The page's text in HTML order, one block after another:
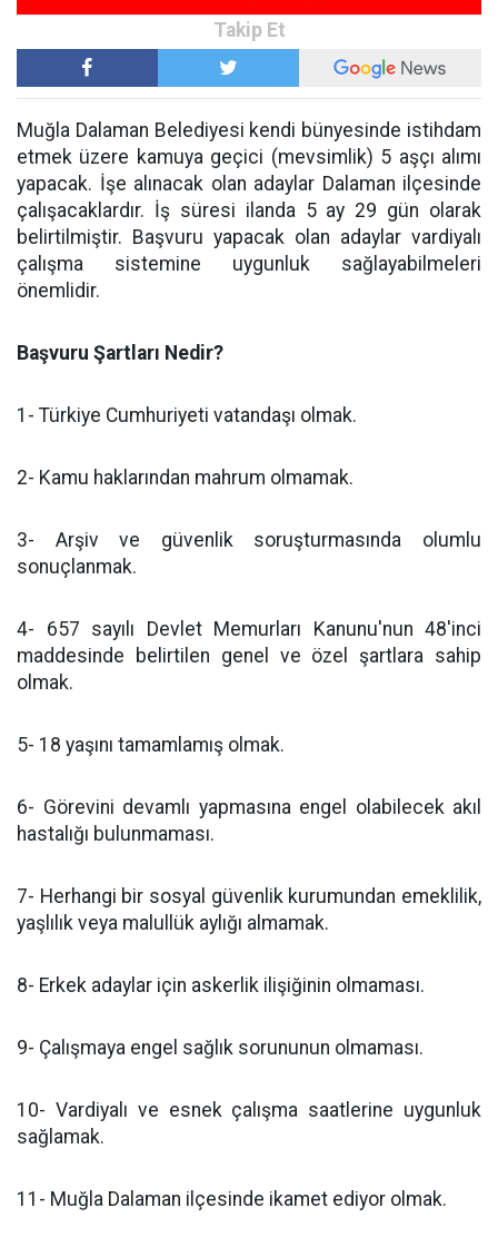
Muğla Dalaman Belediyesi kendi bünyesinde istihdam
etmek üzere kamuya geçici (mevsimlik) 5 aşçı alımı
yapacak. İşe alınacak olan adaylar Dalaman ilçesinde
çalışacaklardır. İş süresi ilanda 5 ay 29 gün olarak
belirtilmiştir. Başvuru yapacak olan adaylar vardiyalı
çalışma sistemine uygunluk sağlayabilmeleri
önemlidir.
Başvuru Şartları Nedir?
1- Türkiye Cumhuriyeti vatandaşı olmak.
2- Kamu haklarından mahrum olmamak.
3- Arşiv ve güvenlik soruşturmasında olumlu
sonuçlanmak.
4- 657 sayılı Devlet Memurları Kanunu'nun 48'inci
maddesinde belirtilen genel ve özel şartlara sahip
olmak.
5- 18 yaşını tamamlamış olmak.
6- Görevini devamlı yapmasına engel olabilecek akıl
hastalığı bulunmaması.
7- Herhangi bir sosyal güvenlik kurumundan emeklilik,
yaşlılık veya malullük aylığı almamak.
8- Erkek adaylar için askerlik ilişiğinin olmaması.
9- Çalışmaya engel sağlık sorununun olmaması.
10- Vardiyalı ve esnek çalışma saatlerine uygunluk
sağlamak.
11- Muğla Dalaman ilçesinde ikamet ediyor olmak.